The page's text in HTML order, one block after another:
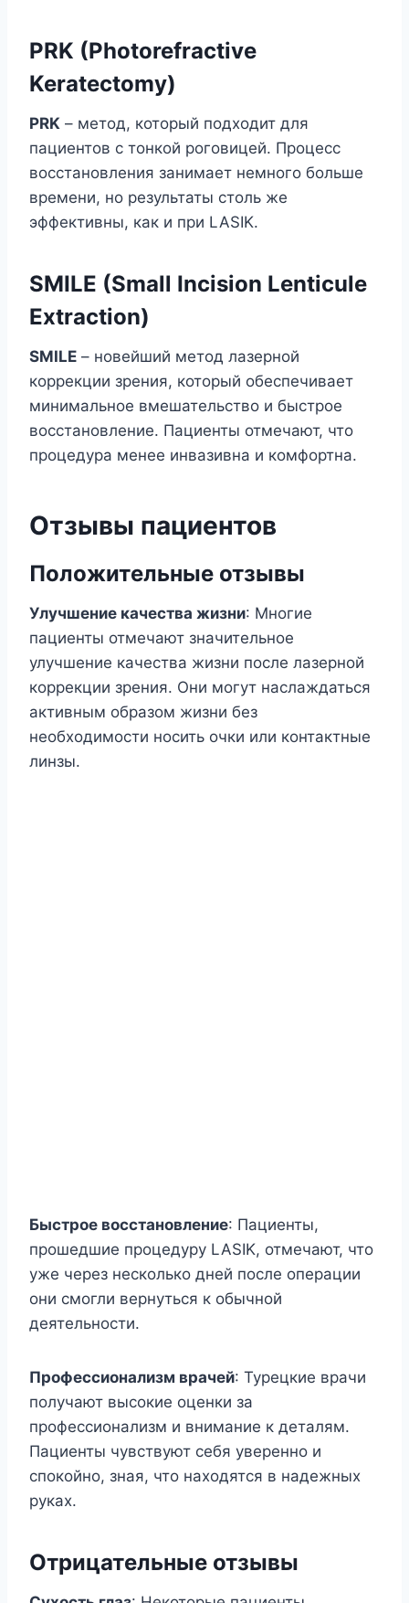
PRK (Photorefractive
Keratectomy)
PRK – метод, который подходит для
пациентов с тонкой роговицей. Процесс
восстановления занимает немного больше
времени, но результаты столь же
эффективны, как и при LASIK.
SMILE (Small Incision Lenticule
Extraction)
SMILE – новейший метод лазерной
коррекции зрения, который обеспечивает
минимальное вмешательство и быстрое
восстановление. Пациенты отмечают, что
процедура менее инвазивна и комфортна.
Отзывы пациентов
Положительные отзывы
Улучшение качества жизни: Многие
пациенты отмечают значительное
улучшение качества жизни после лазерной
коррекции зрения. Они могут наслаждаться
активным образом жизни без
необходимости носить очки или контактные
линзы.
Быстрое восстановление: Пациенты,
прошедшие процедуру LASIK, отмечают, что
уже через несколько дней после операции
они смогли вернуться к обычной
деятельности.
Профессионализм врачей: Турецкие врачи
получают высокие оценки за
профессионализм и внимание к деталям.
Пациенты чувствуют себя уверенно и
спокойно, зная, что находятся в надежных
руках.
Отрицательные отзывы